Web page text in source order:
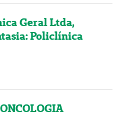
Geral Ltda,
Policlínica